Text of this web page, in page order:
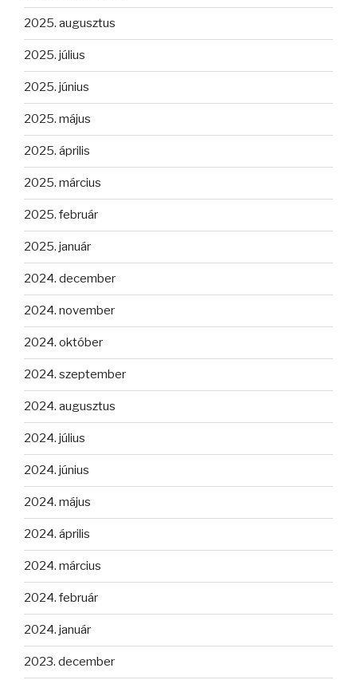
2025. augusztus
2025. július
2025. június
2025. május
2025. április
2025. március
2025. február
2025. január
2024. december
2024. november
2024. október
2024. szeptember
2024. augusztus
2024. július
2024. június
2024. május
2024. április
2024. március
2024. február
2024. január
2023. december